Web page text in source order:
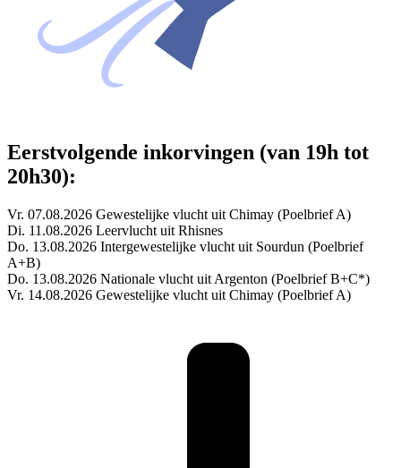
Eerstvolgende inkorvingen (van 19h tot
20h30):
Vr. 07.08.2026 Gewestelijke vlucht uit Chimay (Poelbrief A)
Di. 11.08.2026 Leervlucht uit Rhisnes
Do. 13.08.2026 Intergewestelijke vlucht uit Sourdun (Poelbrief
A+B)
Do. 13.08.2026 Nationale vlucht uit Argenton (Poelbrief B+C*)
Vr. 14.08.2026 Gewestelijke vlucht uit Chimay (Poelbrief A)